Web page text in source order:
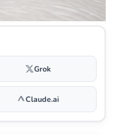
Grok
Claude.ai